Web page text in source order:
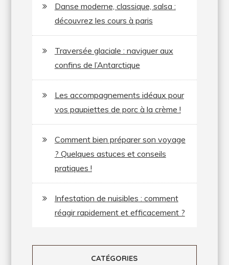
Danse moderne, classique, salsa :
découvrez les cours à paris
Traversée glaciale : naviguer aux
confins de l’Antarctique
Les accompagnements idéaux pour
vos paupiettes de porc à la crème !
Comment bien préparer son voyage
? Quelques astuces et conseils
pratiques !
Infestation de nuisibles : comment
réagir rapidement et efficacement ?
CATÉGORIES